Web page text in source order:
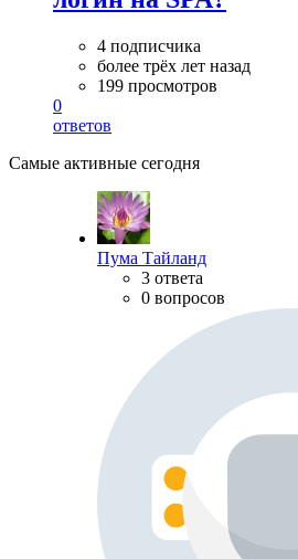
4 подписчика
более трёх лет назад
199 просмотров
0
ответов
Самые активные сегодня
Пума Тайланд
3 ответа
0 вопросов